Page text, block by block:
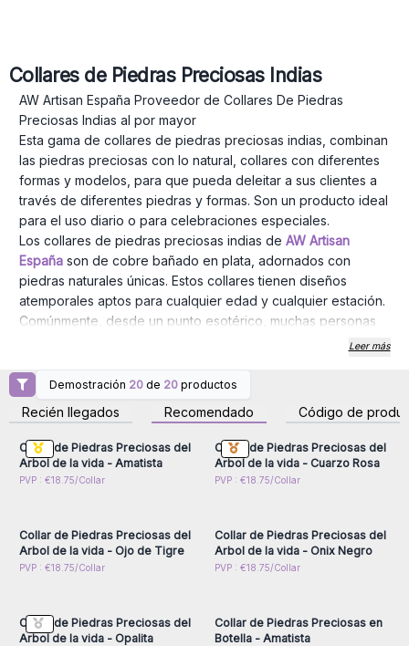
Collares de Piedras Preciosas Indias
AW Artisan España Proveedor de Collares De Piedras
Preciosas Indias al por mayor
Esta gama de collares de piedras preciosas indias, combinan
las piedras preciosas con lo natural, collares con diferentes
formas y modelos, para que pueda deleitar a sus clientes a
través de diferentes piedras y formas. Son un producto ideal
para el uso diario o para celebraciones especiales.
Los collares de piedras preciosas indias de AW Artisan
Españason de cobre bañado en plata, adornados con
piedras naturales únicas. Estos collares tienen diseños
atemporales aptos para cualquier edad y cualquier estación.
Comúnmente, desde un punto esotérico, muchas personas
creen que las piedras tienen propiedades místicas, por
la piedra preciosa de ojo de tigre se le asocia al coraje y
confianza.
Datos del producto:
- Estos productos se venden por unidad.
- Tenemos 4 modelos diferentes: árbol de la vida, en forma
de remolino, en forma de cascada y en botella
¡Deleite a sus clientes con los collares de piedras preciosas
indias de AW Artisan España y haga su pedido ahora antes
Leer más
Demostración 20 de 20 productos
Recién llegados Recomendado Código de
para obtener precios al
por mayor
Collar de Piedras Preciosas del
Arbol de la vida - Amatista
PVP : €18.75/Collar
para obtener precios al
por mayor
Collar de Piedras Preciosas del
Arbol de la vida - Cuarzo Rosa
PVP : €18.75/Collar
Inicie sesión o regístrese
Collar de Piedras Preciosas del
Arbol de la vida - Ojo de Tigre
PVP : €18.75/Collar
Inicie sesión o regístrese
Collar de Piedras Preciosas del
Arbol de la vida - Onix Negro
PVP : €18.75/Collar
Inicie sesión o regístrese
Collar de Piedras Preciosas del
Arbol de la vida - Opalita
Inicie sesión o regístrese
Collar de Piedras Preciosas en
Botella - Amatista